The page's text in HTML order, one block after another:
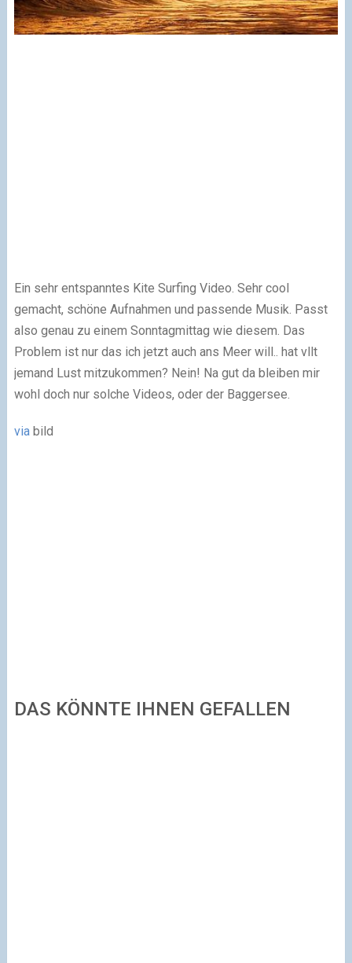
Ein sehr entspanntes Kite Surfing Video. Sehr cool
gemacht, schöne Aufnahmen und passende Musik. Passt
also genau zu einem Sonntagmittag wie diesem. Das
Problem ist nur das ich jetzt auch ans Meer will.. hat vllt
jemand Lust mitzukommen? Nein! Na gut da bleiben mir
wohl doch nur solche Videos, oder der Baggersee.
viabild
DAS KÖNNTE IHNEN GEFALLEN